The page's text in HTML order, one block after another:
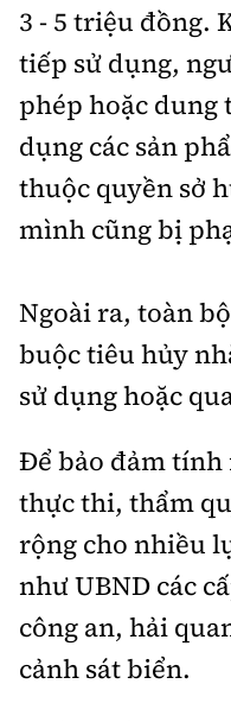
3 - 5 triệu đồng.
tiếp sử dụng,
phép hoặc dung
dụng các sản
thuộc quyền sở
mình cũng bị
Ngoài ra, toàn
buộc tiêu hủy
sử dụng hoặc
Để bảo đảm tính
thực thi, thẩm
rộng cho nhiều
như UBND các
công an, hải
cảnh sát biển.